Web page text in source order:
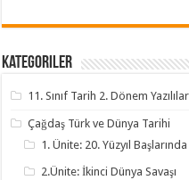
Kategoriler
11. Sınıf Tarih 2. Dönem Yazılılar
Çağdaş Türk ve Dünya Tarihi
1. Ünite: 20. Yüzyıl
2.Ünite: İkinci Dünya Savaşı